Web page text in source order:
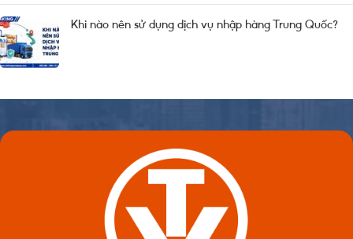
Khi nào nên sử dụng dịch vụ nhập hàng Trung Quốc?